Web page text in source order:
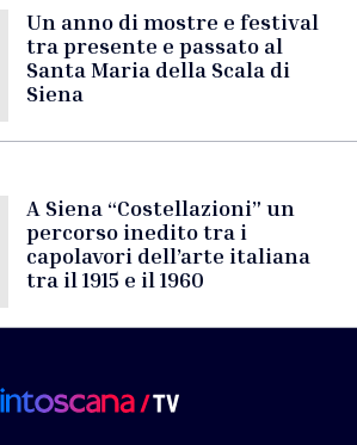
Un anno di mostre e festival
tra presente e passato al
Santa Maria della Scala di
Siena
A Siena “Costellazioni” un
percorso inedito tra i
capolavori dell’arte italiana
tra il 1915 e il 1960